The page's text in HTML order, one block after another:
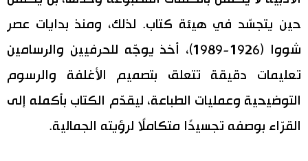
حين يتجسّد في هيئة كتاب. لذلك، ومنذ بدايات عصر
شووا (1926-1989)، أخذ يوجّه للحرفيين والرسامين
تعليمات دقيقة تتعلق بتصميم الأغلفة والرسوم
التوضيحية وعمليات الطباعة، ليقدّم الكتاب بأكمله إلى
القرّاء بوصفه تجسيدًا متكاملًا لرؤيته الجمالية.